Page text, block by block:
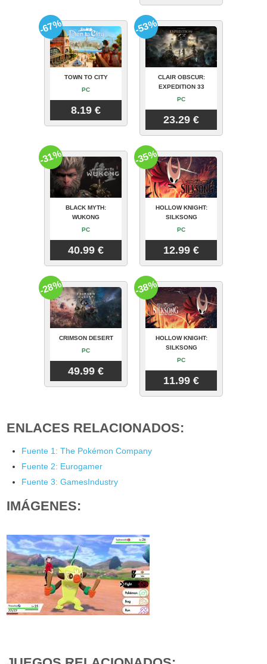
TOWN TO CITY
PC
8.19 €
-67%
CLAIR OBSCUR:
EXPEDITION 33
PC
23.29 €
-53%
BLACK MYTH:
WUKONG
PC
40.99 €
-31%
HOLLOW KNIGHT:
SILKSONG
PC
12.99 €
-35%
CRIMSON DESERT
PC
49.99 €
-28%
HOLLOW KNIGHT:
SILKSONG
PC
11.99 €
-38%
ENLACES RELACIONADOS:
Fuente 1: The Pokémon Company
Fuente 2: Eurogamer
Fuente 3: GamesIndustry
IMÁGENES: